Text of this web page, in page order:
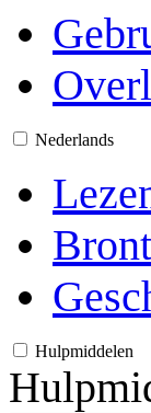
Nederlands
Hulpmiddelen